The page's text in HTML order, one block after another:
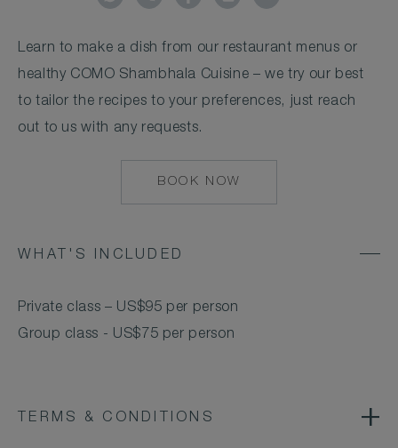
Learn to make a dish from our restaurant menus or
healthy COMO Shambhala Cuisine – we try our best
to tailor the recipes to your preferences, just reach
out to us with any requests.
BOOK NOW
WHAT'S INCLUDED
Private class – US$95 per person
Group class - US$75 per person
TERMS & CONDITIONS